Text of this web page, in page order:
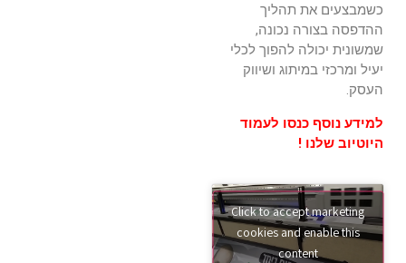
כשמבצעים את תהליך
ההדפסה בצורה נכונה,
שמשונית יכולה להפוך לכלי
יעיל ומרכזי במיתוג ושיווק
העסק.
למידע נוסף כנסו לעמוד
היוטיוב שלנו !
Click to accept marketing
cookies and enable this
content